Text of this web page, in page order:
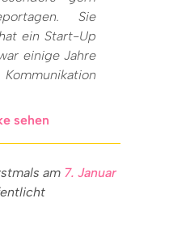
Sie
ein Start-Up
einige Jahre
sehen
am 7. Januar